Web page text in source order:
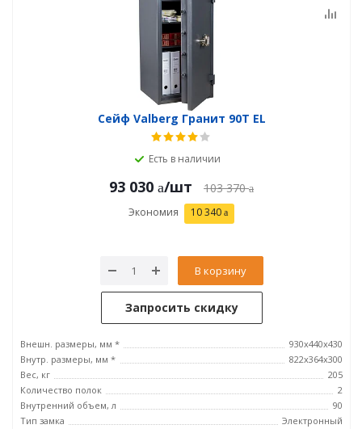
Сейф Valberg Гранит 90T EL
Есть в наличии
93 030 /шт 103 370
Экономия 10 340
В корзину
Запросить скидку
Внешн. размеры, мм *
930x440x430
Внутр. размеры, мм *
822x364x300
Вес, кг
205
Количество полок
2
Внутренний объем, л
90
Тип замка
Электронный